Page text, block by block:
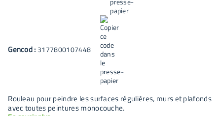
Gencod : 3177800107448
Rouleau pour peindre les surfaces régulières, murs et plafonds
avec toutes peintures monocouche.